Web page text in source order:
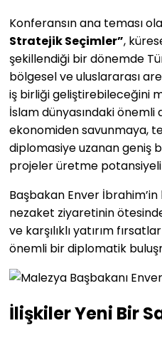
Konferansın ana teması
Stratejik Seçimler”,
şekillendiği bir dönemde
bölgesel ve uluslararası
iş birliği geliştirebileceğini
İslam dünyasındaki
ekonomiden savunmaya,
diplomasiye uzanan geniş
projeler üretme potansiyeli
Başbakan Enver
nezaket ziyaretinin
ve karşılıklı yatırım
önemli bir diplomatik
İlişkiler Yeni Bir